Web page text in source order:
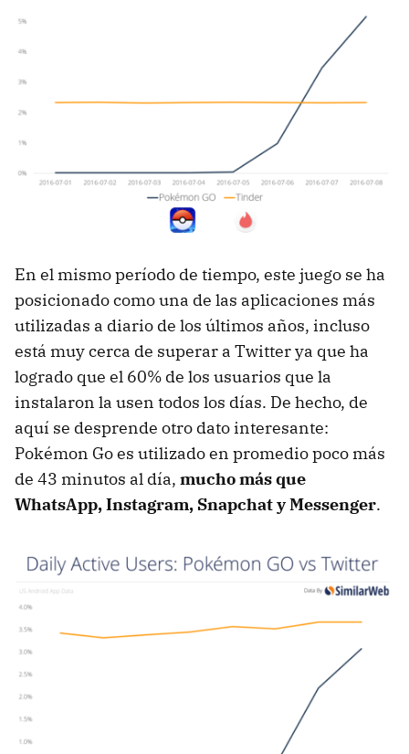
En el mismo período de tiempo, este juego se ha
posicionado como una de las aplicaciones más
utilizadas a diario de los últimos años, incluso
está muy cerca de superar a Twitter ya que ha
logrado que el 60% de los usuarios que la
instalaron la usen todos los días. De hecho, de
aquí se desprende otro dato interesante:
Pokémon Go es utilizado en promedio poco más
de 43 minutos al día, mucho más que
WhatsApp, Instagram, Snapchat y Messenger.